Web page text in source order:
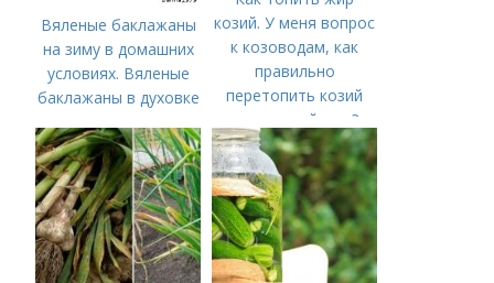
Вяленые баклажаны
на зиму в домашних
условиях. Вяленые
баклажаны в духовке
приготовления на
зиму с фото в
домашних условиях
козий. У меня вопрос
к козоводам, как
правильно
перетопить козий
внутренний жир?